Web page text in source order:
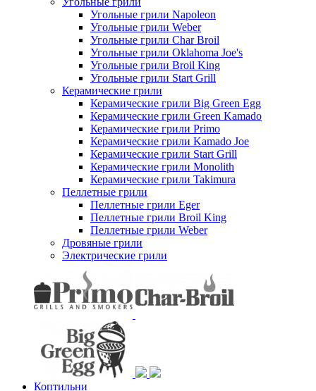
Угольные грили Napoleon
Угольные грили Weber
Угольные грили Char Broil
Угольные грили Oklahoma Joe's
Угольные грили Broil King
Угольные грили Start Grill
Керамические грили
Керамические грили Big Green Egg
Керамические грили Green Kamado
Керамические грили Primo
Керамические грили Kamado Joe
Керамические грили Start Grill
Керамические грили Monolith
Керамические грили Takimura
Пеллетные грили
Пеллетные грили Eger
Пеллетные грили Broil King
Пеллетные грили Weber
Дровяные грили
Электрические грили
Коптильни